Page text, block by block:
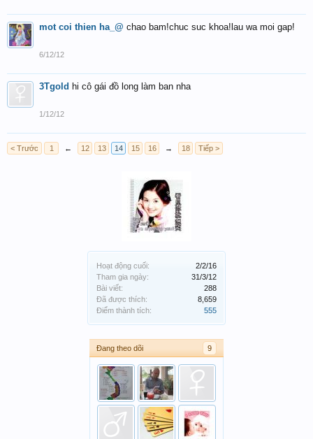
Hoạt động cuối:
2/2/16
Tham gia ngày:
31/3/12
Bài viết:
288
Đã được thích:
8,659
Điểm thành tích:
555
Đang theo dõi 9
mot coi thien ha_@ chao bam!chuc suc khoa!lau wa moi gap!
6/12/12
3Tgold hi cô gái đồ long làm ban nha
1/12/12
< Trước 1 ← 12 13 14 15 16 → 18 Tiếp >